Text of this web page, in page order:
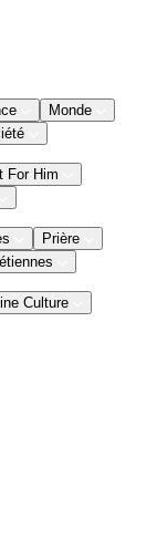
Monde
For Him
Prière
Culture